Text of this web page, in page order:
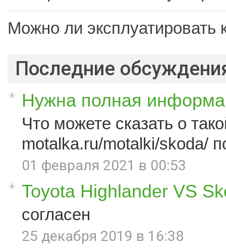
Можно ли эксплуатировать
Последние
Нужна полная
Что можете сказать о
motalka.ru/motalki/skoda/
01 февраля 2021 в 00:53
Toyota Highlander VS
согласен
25 декабря 2019 в 16:38